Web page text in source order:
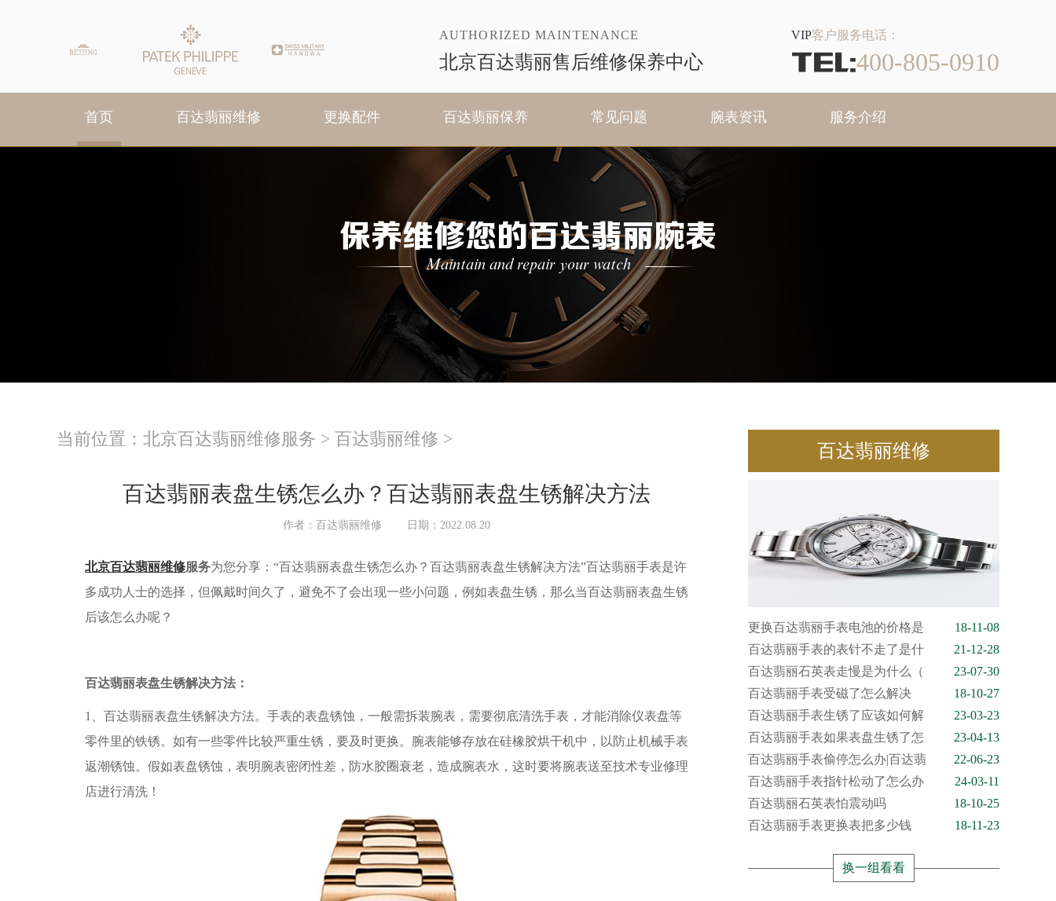
AUTHORIZED MAINTENANCE
北京百达翡丽售后维修保养中心
VIP客户服务电话：
TEL:400-805-0910
首页 百达翡丽维修 更换配件 百达翡丽保养 常见问题 腕表资讯 服务介绍
保养维修您的百达翡丽腕表
Maintain and repair your watch
当前位置： 北京百达翡丽维修服务 > 百达翡丽维修 >
百达翡丽表盘生锈怎么办？百达翡丽表盘生锈解决方法
作者：百达翡丽维修 日期：2022.08.20
北京百达翡丽维修服务为您分享：“百达翡丽表盘生锈怎么办？百达翡丽表盘生锈解决方法”百达翡丽手表是许
多成功人士的选择，但佩戴时间久了，避免不了会出现一些小问题，例如表盘生锈，那么当百达翡丽表盘生锈
后该怎么办呢？
百达翡丽表盘生锈解决方法：
1、百达翡丽表盘生锈解决方法。手表的表盘锈蚀，一般需拆装腕表，需要彻底清洗手表，才能消除仪表盘等
零件里的铁锈。如有一些零件比较严重生锈，要及时更换。腕表能够存放在硅橡胶烘干机中，以防止机械手表
返潮锈蚀。假如表盘锈蚀，表明腕表密闭性差，防水胶圈衰老，造成腕表水，这时要将腕表送至技术专业修理
店进行清洗！
百达翡丽维修
更换百达翡丽手表电池的价格是
18-11-08
百达翡丽手表的表针不走了是什
21-12-28
百达翡丽石英表走慢是为什么（
23-07-30
百达翡丽手表受磁了怎么解决
18-10-27
百达翡丽手表生锈了应该如何解
23-03-23
百达翡丽手表如果表盘生锈了怎
23-04-13
百达翡丽手表偷停怎么办|百达翡
22-06-23
百达翡丽手表指针松动了怎么办
24-03-11
百达翡丽石英表怕震动吗
18-10-25
百达翡丽手表更换表把多少钱
18-11-23
换一组看看